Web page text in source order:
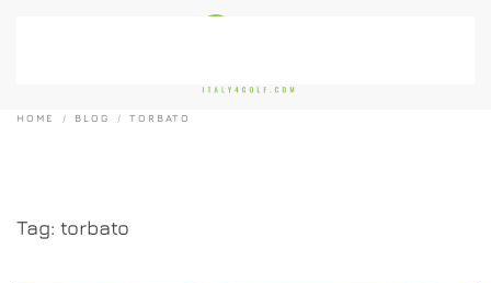
HOME BLOG TORBATO
Tag: torbato